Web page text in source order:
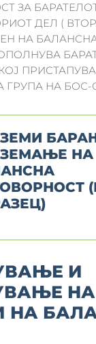
ЗА
ДЕЛ (
НА
ГРУПА НА БОС-
НА
И
НА
НА